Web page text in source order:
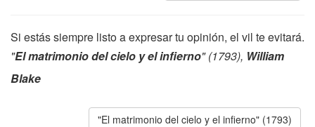
Si estás siempre listo a expresar tu opinión, el vil te evitará.
"El matrimonio del cielo y el infierno" (1793), William
Blake
"El matrimonio del cielo y el infierno" (1793)